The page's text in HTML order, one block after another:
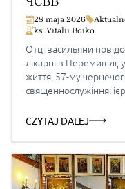
28 maja 2026
ks. Vitalii Boiko
Отці васильяни
лікарні в Перемишлі,
життя, 57-му
священнослужіння:
Пресвятої Богородиці
ОРЕСТА
CZYTAJ DALEJ